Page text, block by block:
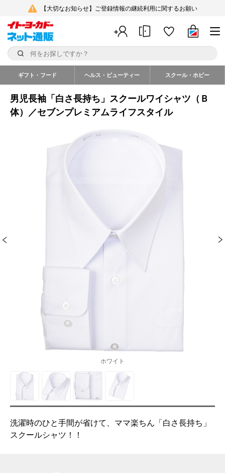
【大切なお知らせ】ご登録情報の継続利用に関するお願い
ギフト・フード ヘルス・ビューティー スクール・ホビー
男児長袖「白さ長持ち」スクールワイシャツ（Ｂ
体）／セブンプレミアムライフスタイル
ホワイト
洗濯時のひと手間が省けて、ママ楽ちん「白さ長持ち」
スクールシャツ！！